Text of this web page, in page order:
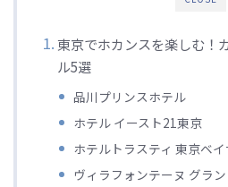
東京でホカンスを楽しむ！
ル5選
品川プリンスホテル
ホテル イースト21東京
ホテルトラスティ 東京ベイ
ヴィラフォンテーヌ グラ